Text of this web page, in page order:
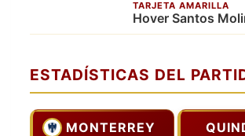
TARJETA AMARILLA
Hover Santos
ESTADÍSTICAS DEL
MONTERREY